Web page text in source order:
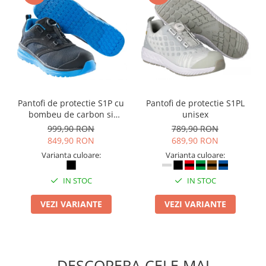
Suporturi si huse telefoane &
tablete
Periferice PC si accesorii
Ergnonomice
Audio
Casti
Tehnica si mobilier pentru birou
Laminatoare
Folii laminare
Ghilotine și Trimmere
Calculatoare de birou
Scaune, birouri si produse
Pantofi de protectie S1P cu
bombeu de carbon si
inchidere BOAÂ® Fit
999,90 RON
849,90 RON
Varianta culoare:
IN STOC
VEZI VARIANTE
Pantofi de protectie S1PL
unisex
789,90 RON
689,90 RON
Varianta culoare:
IN STOC
VEZI VARIANTE